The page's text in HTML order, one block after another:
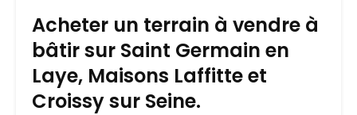
Acheter un terrain à vendre à
bâtir sur Saint Germain en
Laye, Maisons Laffitte et
Croissy sur Seine.